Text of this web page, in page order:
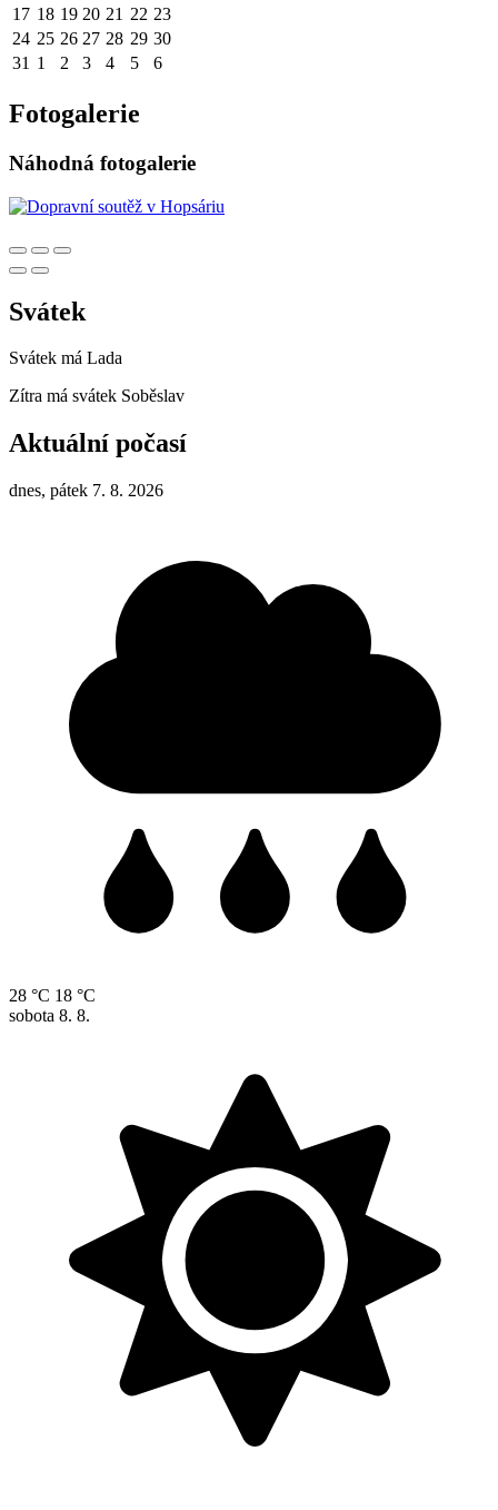
17 18 19 20 21 22 23
24 25 26 27 28 29 30
31 1 2 3 4 5 6
Fotogalerie
Náhodná fotogalerie
Svátek
Svátek má Lada
Zítra má svátek Soběslav
Aktuální počasí
dnes, pátek 7. 8. 2026
28 °C 18 °C
sobota 8. 8.